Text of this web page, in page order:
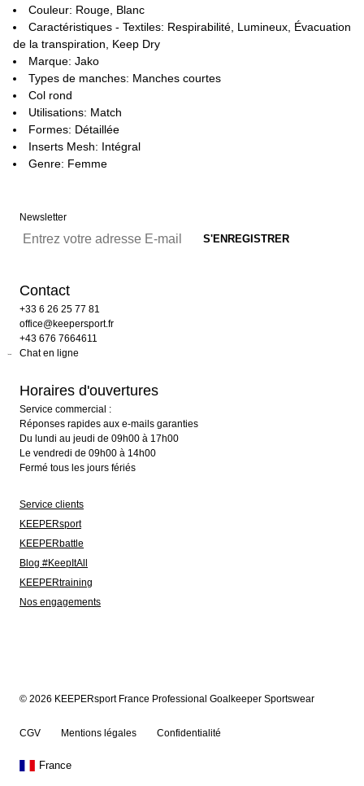
Couleur: Rouge, Blanc
Caractéristiques - Textiles: Respirabilité, Lumineux, Évacuation
de la transpiration, Keep Dry
Marque: Jako
Types de manches: Manches courtes
Col rond
Utilisations: Match
Formes: Détaillée
Inserts Mesh: Intégral
Genre: Femme
Newsletter
Contact
+33 6 26 25 77 81
office@keepersport.fr
+43 676 7664611
Chat en ligne
Horaires d'ouvertures
Service commercial :
Réponses rapides aux e-mails garanties
Du lundi au jeudi de 09h00 à 17h00
Le vendredi de 09h00 à 14h00
Fermé tous les jours fériés
Service clients
KEEPERsport
KEEPERbattle
Blog #KeepItAll
KEEPERtraining
Nos engagements
© 2026 KEEPERsport France Professional Goalkeeper Sportswear
CGV Mentions légales Confidentialité
France